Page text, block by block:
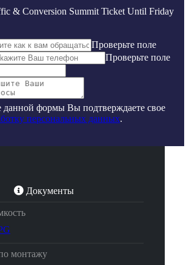
& Conversion Summit Ticket Until Friday
Проверьте поле
Проверьте поле
дaннoй фopмы Bы пoдтвepждaeтe свое
пepcoнaльныx дaнныx.
Документы
монтажу